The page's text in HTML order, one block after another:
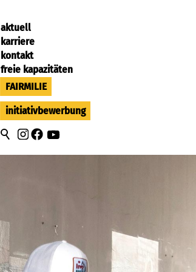
aktuell
karriere
kontakt
freie kapazitäten
FAIRMILIE
initiativbewerbung